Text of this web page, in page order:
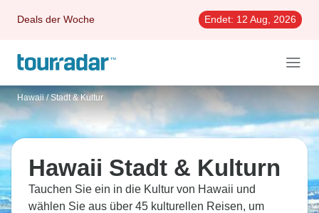
Deals der Woche Endet: 12 Aug, 2026
Hawaii / Stadt & Kultur
Hawaii Stadt & Kulturn
Tauchen Sie ein in die Kultur von Hawaii und
wählen Sie aus über 45 kulturellen Reisen, um